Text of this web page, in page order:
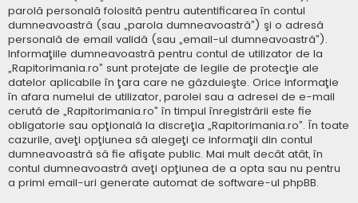
parolă personală folosită pentru autentificarea în contul
dumneavoastră (sau „parola dumneavoastră”) şi o adresă
personală de email validă (sau „email-ul dumneavoastră”).
Informaţiile dumneavoastră pentru contul de utilizator de la
„Rapitorimania.ro” sunt protejate de legile de protecţie ale
datelor aplicabile în ţara care ne găzduieşte. Orice informaţie
în afara numelui de utilizator, parolei sau a adresei de e-mail
cerută de „Rapitorimania.ro” în timpul înregistrării este fie
obligatorie sau opţională la discreţia „Rapitorimania.ro”. În toate
cazurile, aveţi opţiunea să alegeţi ce informaţii din contul
dumneavoastră să fie afişate public. Mai mult decât atât, în
contul dumneavoastră aveţi opţiunea de a opta sau nu pentru
a primi email-uri generate automat de software-ul phpBB.